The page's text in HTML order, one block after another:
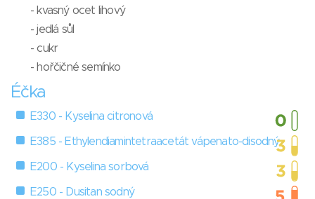
- kvasný ocet lihový
- jedlá sůl
- cukr
- hořčičné semínko
Éčka
E330 - Kyselina citronová
E385 - Ethylendiamintetraacetát vápenato-disodný
E200 - Kyselina sorbová
E250 - Dusitan sodný